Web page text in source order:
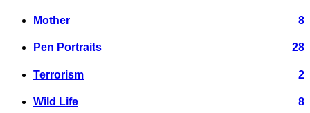
Mother 8
Pen Portraits 28
Terrorism 2
Wild Life 8